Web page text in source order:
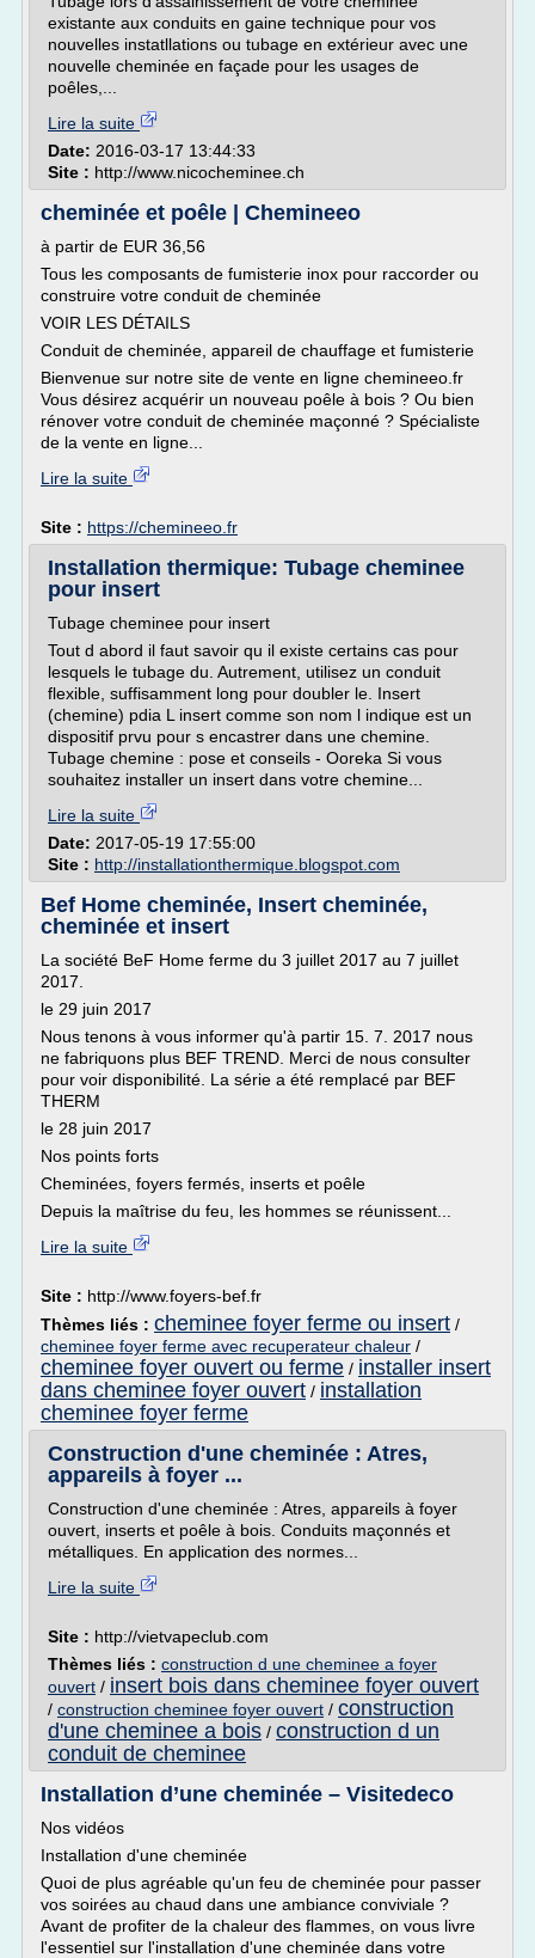
existante aux conduits en gaine technique pour vos
nouvelles instatllations ou tubage en extérieur avec une
nouvelle cheminée en façade pour les usages de
poêles,...
Lire la suite
Date: 2016-03-17 13:44:33
Site : http://www.nicocheminee.ch
cheminée et poêle | Chemineeo
à partir de EUR 36,56
Tous les composants de fumisterie inox pour raccorder ou
construire votre conduit de cheminée
VOIR LES DÉTAILS
Conduit de cheminée, appareil de chauffage et fumisterie
Bienvenue sur notre site de vente en ligne chemineeo.fr
Vous désirez acquérir un nouveau poêle à bois ? Ou bien
rénover votre conduit de cheminée maçonné ? Spécialiste
de la vente en ligne...
Lire la suite
Site : https://chemineeo.fr
Installation thermique: Tubage cheminee
pour insert
Tubage cheminee pour insert
Tout d abord il faut savoir qu il existe certains cas pour
lesquels le tubage du. Autrement, utilisez un conduit
flexible, suffisamment long pour doubler le. Insert
(chemine) pdia L insert comme son nom l indique est un
dispositif prvu pour s encastrer dans une chemine.
Tubage chemine : pose et conseils - Ooreka Si vous
souhaitez installer un insert dans votre chemine...
Lire la suite
Date: 2017-05-19 17:55:00
Site : http://installationthermique.blogspot.com
Bef Home cheminée, Insert cheminée,
cheminée et insert
La société BeF Home ferme du 3 juillet 2017 au 7 juillet
2017.
le 29 juin 2017
Nous tenons à vous informer qu'à partir 15. 7. 2017 nous
ne fabriquons plus BEF TREND. Merci de nous consulter
pour voir disponibilité. La série a été remplacé par BEF
THERM
le 28 juin 2017
Nos points forts
Cheminées, foyers fermés, inserts et poêle
Depuis la maîtrise du feu, les hommes se réunissent...
Lire la suite
Site : http://www.foyers-bef.fr
Thèmes liés : cheminee foyer ferme ou insert /
cheminee foyer ferme avec recuperateur chaleur /
cheminee foyer ouvert ou ferme / installer insert
dans cheminee foyer ouvert / installation
cheminee foyer ferme
Construction d'une cheminée : Atres,
appareils à foyer ...
Construction d'une cheminée : Atres, appareils à foyer
ouvert, inserts et poêle à bois. Conduits maçonnés et
métalliques. En application des normes...
Lire la suite
Site : http://vietvapeclub.com
Thèmes liés : construction d une cheminee a foyer
ouvert / insert bois dans cheminee foyer ouvert
/ construction cheminee foyer ouvert / construction
d'une cheminee a bois / construction d un
conduit de cheminee
Installation d’une cheminée – Visitedeco
Nos vidéos
Installation d'une cheminée
Quoi de plus agréable qu'un feu de cheminée pour passer
vos soirées au chaud dans une ambiance conviviale ?
Avant de profiter de la chaleur des flammes, on vous livre
l'essentiel sur l'installation d'une cheminée dans votre